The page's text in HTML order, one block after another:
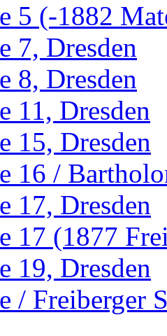
5 (-1882
7, Dresden
8, Dresden
11, Dresden
15, Dresden
16 /
17, Dresden
17 (1877
19, Dresden
/ Freiberger